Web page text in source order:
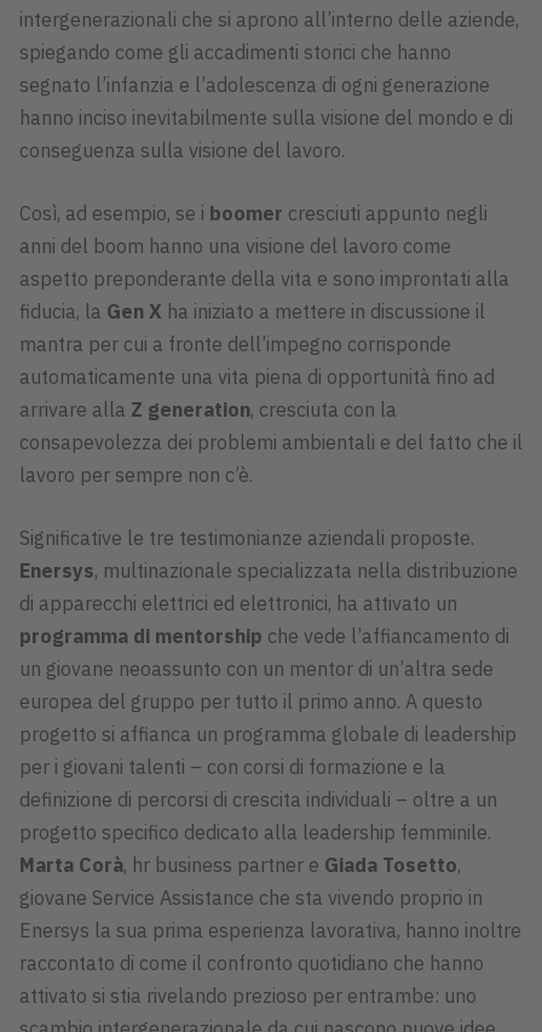
intergenerazionali che si aprono all’interno delle aziende,
spiegando come gli accadimenti storici che hanno
segnato l’infanzia e l’adolescenza di ogni generazione
hanno inciso inevitabilmente sulla visione del mondo e di
conseguenza sulla visione del lavoro.
Così, ad esempio, se i boomer cresciuti appunto negli
anni del boom hanno una visione del lavoro come
aspetto preponderante della vita e sono improntati alla
fiducia, la Gen X ha iniziato a mettere in discussione il
mantra per cui a fronte dell’impegno corrisponde
automaticamente una vita piena di opportunità fino ad
arrivare alla Z generation, cresciuta con la
consapevolezza dei problemi ambientali e del fatto che il
lavoro per sempre non c’è.
Significative le tre testimonianze aziendali proposte.
Enersys, multinazionale specializzata nella distribuzione
di apparecchi elettrici ed elettronici, ha attivato un
programma di mentorship che vede l’affiancamento di
un giovane neoassunto con un mentor di un’altra sede
europea del gruppo per tutto il primo anno. A questo
progetto si affianca un programma globale di leadership
per i giovani talenti – con corsi di formazione e la
definizione di percorsi di crescita individuali – oltre a un
progetto specifico dedicato alla leadership femminile.
Marta Corà, hr business partner e Giada Tosetto,
giovane Service Assistance che sta vivendo proprio in
Enersys la sua prima esperienza lavorativa, hanno inoltre
raccontato di come il confronto quotidiano che hanno
attivato si stia rivelando prezioso per entrambe: uno